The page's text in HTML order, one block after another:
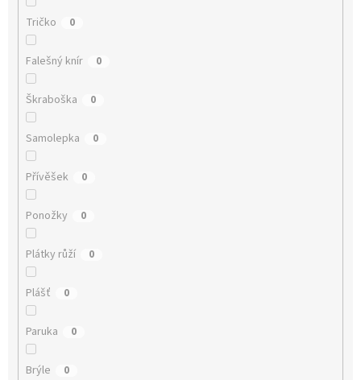
Tričko 0
Falešný knír 0
Škraboška 0
Samolepka 0
Přívěšek 0
Ponožky 0
Plátky růží 0
Plášť 0
Paruka 0
Brýle 0